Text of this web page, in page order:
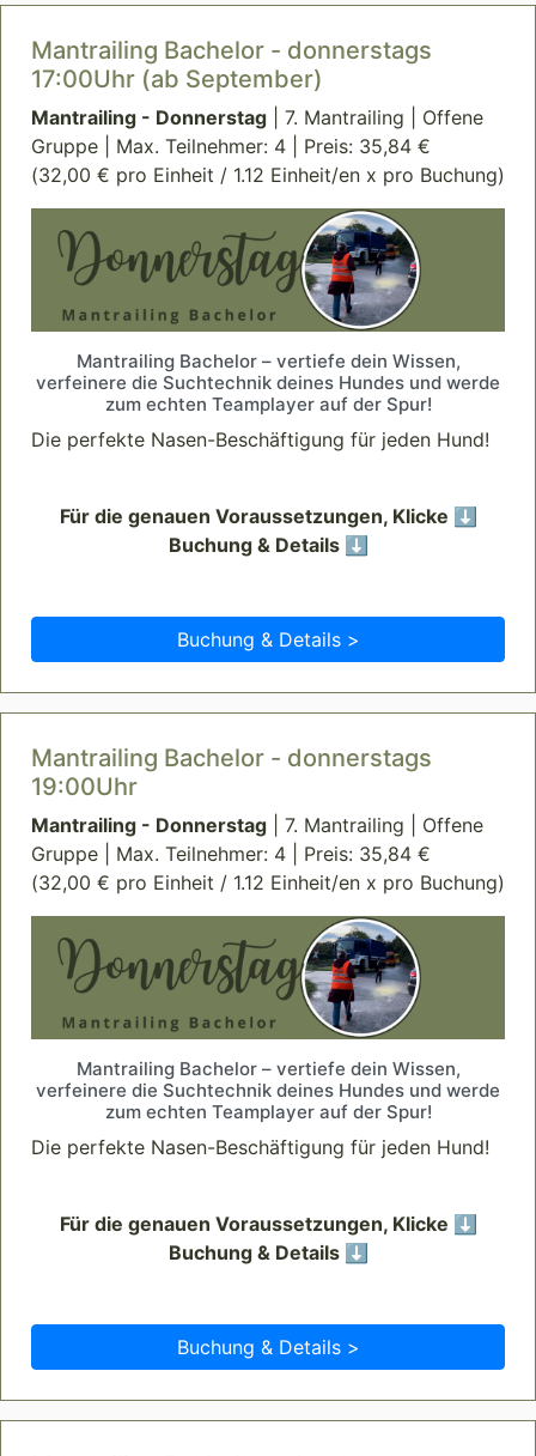
Mantrailing Bachelor - donnerstags
17:00Uhr (ab September)
Mantrailing - Donnerstag | 7. Mantrailing | Offene
Gruppe | Max. Teilnehmer: 4 | Preis: 35,84 €
(32,00 € pro Einheit / 1.12 Einheit/en x pro Buchung)
Mantrailing Bachelor – vertiefe dein Wissen,
verfeinere die Suchtechnik deines Hundes und werde
zum echten Teamplayer auf der Spur!
Die perfekte Nasen-Beschäftigung für jeden Hund!
Für die genauen Voraussetzungen, Klicke ⬇️
Buchung & Details ⬇️
Buchung & Details >
Mantrailing Bachelor - donnerstags
19:00Uhr
Mantrailing - Donnerstag | 7. Mantrailing | Offene
Gruppe | Max. Teilnehmer: 4 | Preis: 35,84 €
(32,00 € pro Einheit / 1.12 Einheit/en x pro Buchung)
Mantrailing Bachelor – vertiefe dein Wissen,
verfeinere die Suchtechnik deines Hundes und werde
zum echten Teamplayer auf der Spur!
Die perfekte Nasen-Beschäftigung für jeden Hund!
Für die genauen Voraussetzungen, Klicke ⬇️
Buchung & Details ⬇️
Buchung & Details >